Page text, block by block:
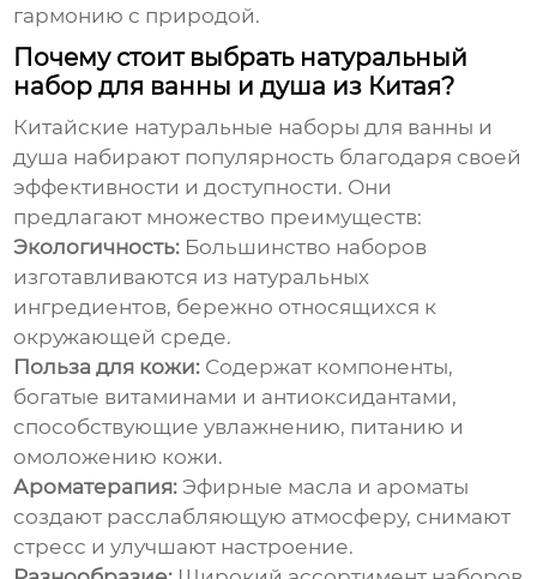
гармонию с природой.
Почему стоит выбрать натуральный
набор для ванны и душа из Китая?
Китайские натуральные наборы для ванны и
душа набирают популярность благодаря своей
эффективности и доступности. Они
предлагают множество преимуществ:
Экологичность: Большинство наборов
изготавливаются из натуральных
ингредиентов, бережно относящихся к
окружающей среде.
Польза для кожи: Содержат компоненты,
богатые витаминами и антиоксидантами,
способствующие увлажнению, питанию и
омоложению кожи.
Ароматерапия: Эфирные масла и ароматы
создают расслабляющую атмосферу, снимают
стресс и улучшают настроение.